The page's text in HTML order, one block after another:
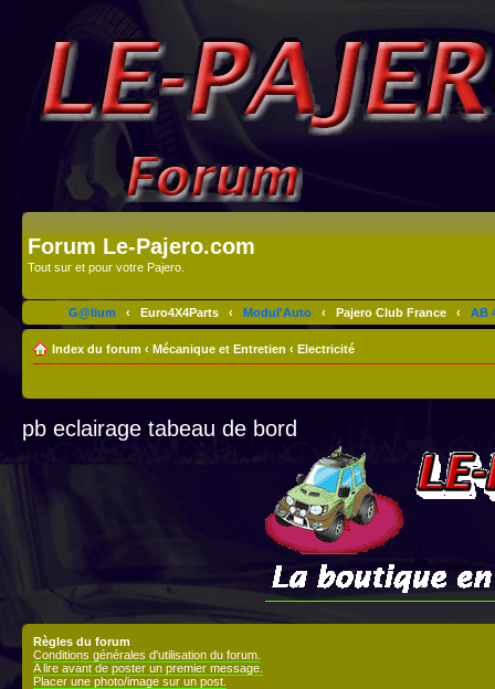
Forum Le-Pajero.com
Tout sur et pour votre Pajero.
G@lium ‹ Euro4X4Parts ‹ Modul'Auto ‹ Pajero Club France ‹ AB
Index du forum ‹ Mécanique et Entretien ‹ Electricité
pb eclairage tabeau de bord
Règles du forum
Conditions générales d'utilisation du forum.
A lire avant de poster un premier message.
Placer une photo/image sur un post.